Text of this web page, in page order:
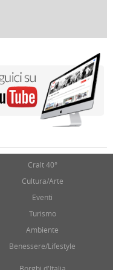
Cralt 40°
Cultura/Arte
Eventi
Turismo
Ambiente
Benessere/Lifestyle
Borghi d'Italia